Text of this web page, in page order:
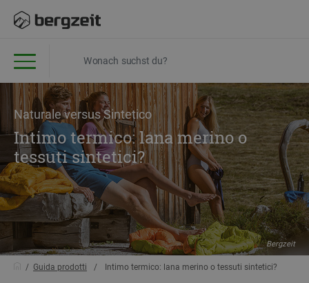
Naturale versus Sintetico
Intimo termico: lana merino o
tessuti sintetici?
Bergzeit
Guida prodotti Intimo termico: lana merino o tessuti sintetici?